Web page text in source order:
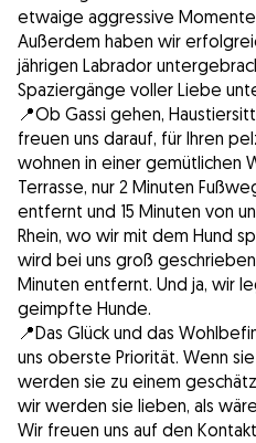
etwaige aggressive
Außerdem haben wir
jährigen Labrador
Spaziergänge voller Liebe
📍Ob Gassi gehen,
freuen uns darauf, für Ihren
wohnen in einer gemütlichen
Terrasse, nur 2 Minuten
entfernt und 15 Minuten von
Rhein, wo wir mit dem Hund
wird bei uns groß
Minuten entfernt. Und ja, wir
geimpfte Hunde.
📍Das Glück und das
uns oberste Priorität. Wenn
werden sie zu einem
wir werden sie lieben, als
Wir freuen uns auf den